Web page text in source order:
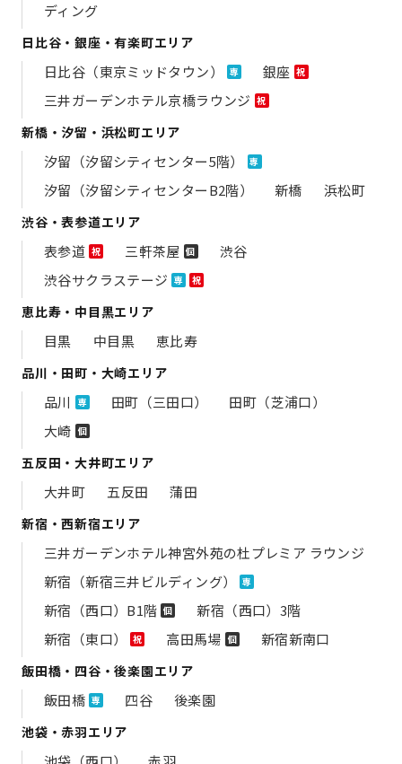
ディング
日比谷・銀座・有楽町エリア
日比谷（東京ミッドタウン） 専 銀座 祝
三井ガーデンホテル京橋ラウンジ 祝
新橋・汐留・浜松町エリア
汐留（汐留シティセンター5階） 専
汐留（汐留シティセンターB2階） 新橋 浜松町
渋谷・表参道エリア
表参道 祝 三軒茶屋 個
渋谷
渋谷サクラステージ 専 祝
恵比寿・中目黒エリア
目黒 中目黒 恵比寿
品川・田町・大崎エリア
品川 専 田町（三田口）
田町（芝浦口）
大崎 個
五反田・大井町エリア
大井町 五反田 蒲田
新宿・西新宿エリア
三井ガーデンホテル神宮外苑の​杜プレミア ラウンジ
新宿（新宿三井ビルディング）
専
新宿（西口）B1階 個
新宿（西口）3階
新宿（東口）
祝 高田馬場 個 新宿新南口
飯田橋・四谷・後楽園エリア
飯田橋 専 四谷 後楽園
池袋・赤羽エリア